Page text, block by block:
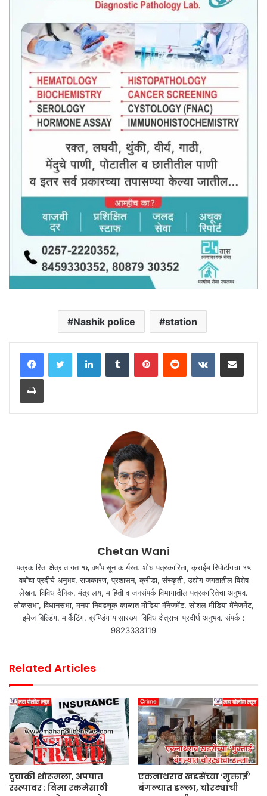
Nashik police station
LinkedInTumblr PinterestReddit VKontakteShare via Email
Print
Chetan Wani
पत्रकारिता क्षेत्रात गत १६ वर्षांपासून कार्यरत. शोध पत्रकारिता, क्राईम रिपोर्टींगचा १५
वर्षांचा प्रदीर्घ अनुभव. राजकारण, प्रशासन, क्रीडा, संस्कृती, उद्योग जगतातील विशेष
लेखन. विविध दैनिक, मंत्रालय, माहिती व जनसंपर्क विभागातील पत्रकारितेचा अनुभव.
लोकसभा, विधानसभा, मनपा निवडणूक काळात मीडिया मॅनेजमेंट. सोशल मीडिया मॅनेजमेंट,
इमेज बिल्डिंग, मार्केटिंग, ब्रॅण्डिंग यासारख्या विविध क्षेत्राचा प्रदीर्घ अनुभव. संपर्क :
9823333119
Related Articles
दुचाकी शोरूमला, अपघात
रस्त्यावर : विमा रकमेसाठी
एकनाथराव खडसेंच्या ‘मुक्ताई’
बंगल्यात डल्ला, चोरट्यांची